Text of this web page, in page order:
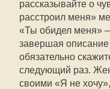
рассказывайте о
расстроил меня»
«Ты обидел меня»
завершая описание
обязательно
следующий раз.
своими «Я не